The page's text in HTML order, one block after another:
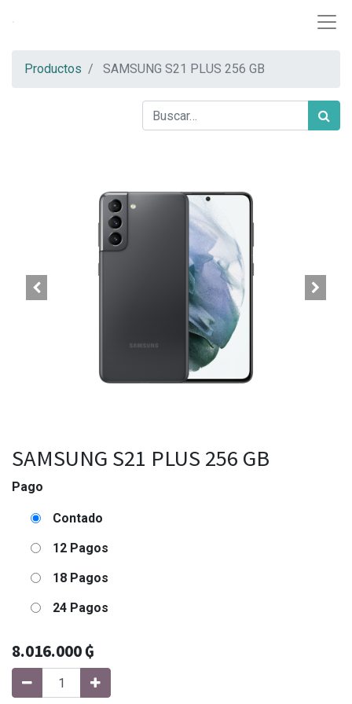
Productos SAMSUNG S21 PLUS 256 GB
SAMSUNG S21 PLUS 256 GB
Pago
Contado
12 Pagos
18 Pagos
24 Pagos
8.016.000₲